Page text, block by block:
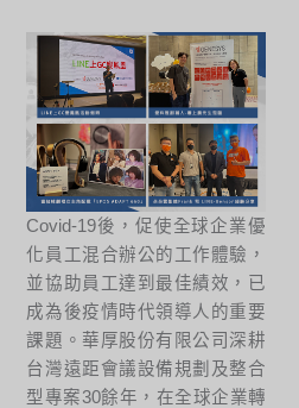
Covid-19後，促使全球企業優
化員工混合辦公的工作體驗，
並協助員工達到最佳績效，已
成為後疫情時代領導人的重要
課題。華厚股份有限公司深耕
台灣遠距會議設備規劃及整合
型專案30餘年，在全球企業轉